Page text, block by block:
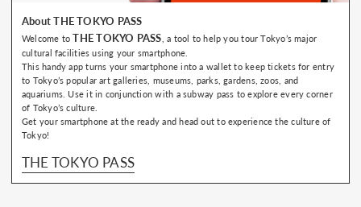
About THE TOKYO PASS
Welcome toTHE TOKYO PASS , a tool to help you tour Tokyo’s major
cultural facilities using your smartphone.
This handy app turns your smartphone into a wallet to keep tickets for entry
to Tokyo’s popular art galleries, museums, parks, gardens, zoos, and
aquariums. Use it in conjunction with a subway pass to explore every corner
of Tokyo’s culture.
Get your smartphone at the ready and head out to experience the culture of
Tokyo!
THE TOKYO PASS